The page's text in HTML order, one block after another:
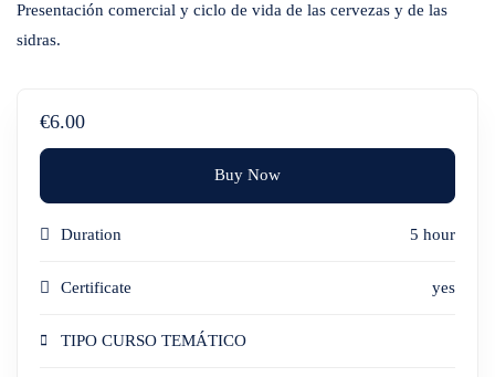
Presentación comercial y ciclo de vida de las cervezas y de las
sidras.
€6.00
Buy Now
Duration 5 hour
Certificate yes
TIPO CURSO TEMÁTICO